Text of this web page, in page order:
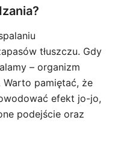
tłuszczu. Gdy
– organizm
pamiętać, że
efekt jo-jo,
podejście oraz